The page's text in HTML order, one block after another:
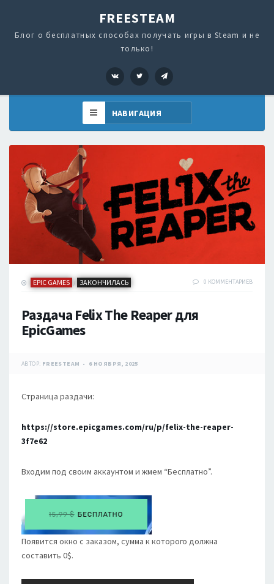
FREESTEAM
Блог о бесплатных способах получать игры в Steam и не
только!
VK Twitter
EPIC GAMES / ЗАКОНЧИЛАСЬ 0 КОММЕНТАРИЕВ
Раздача Felix The Reaper для
EpicGames
АВТОР: FREESTEAM 6 НОЯБРЯ, 2025
Страница раздачи:
https://store.epicgames.com/ru/p/felix-the-reaper-
3f7e62
Входим под своим аккаунтом и жмем “Бесплатно”.
Появится окно с заказом, сумма к которого должна
составить 0$.